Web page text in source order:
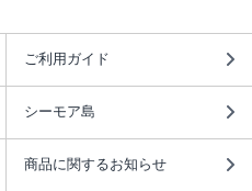
ご利用ガイド
シーモア島
商品に関するお知らせ